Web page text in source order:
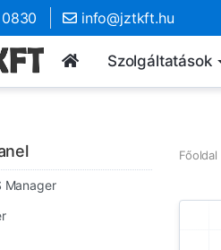
info@jztkft.hu
Szolgáltatások
Főoldal